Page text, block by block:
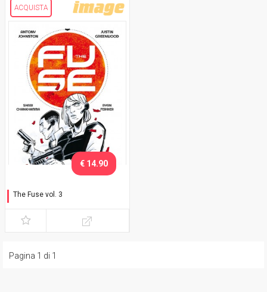
ACQUISTA
The Fuse vol. 3
€ 14.90
Pagina 1 di 1